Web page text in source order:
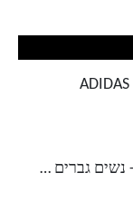
נעלי נייק אייר ג'ורדן גבוהות - נשים גברים NIKE AIR JORDAN